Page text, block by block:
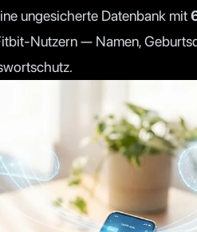
ungesicherte Datenbank mit
Nutzern — Namen,